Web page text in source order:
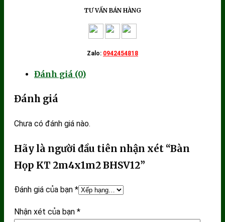
TƯ VẤN BÁN HÀNG
Zalo: 0942454818
Đánh giá (0)
Đánh giá
Chưa có đánh giá nào.
Hãy là người đầu tiên nhận xét “Bàn
Họp KT 2m4x1m2 BHSV12”
Đánh giá của bạn *
Nhận xét của bạn *